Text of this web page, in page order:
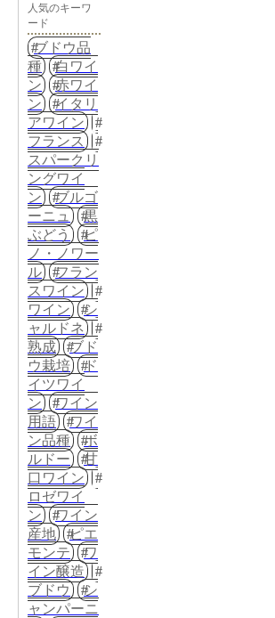
人気のキーワ
ード
ブドウ品
種
白ワイ
ン
赤ワイ
ン
イタリ
アワイン
フランス
スパークリ
ングワイ
ン
ブルゴ
ーニュ
黒
ぶどう
ピ
ノ・ノワー
ル
フラン
スワイン
ワイン
シ
ャルドネ
熟成
ブド
ウ栽培
ド
イツワイ
ン
ワイン
用語
ワイ
ン品種
ボ
ルドー
甘
口ワイン
ロゼワイ
ン
ワイン
産地
ピエ
モンテ
ワ
イン醸造
ブドウ
シ
ャンパーニ